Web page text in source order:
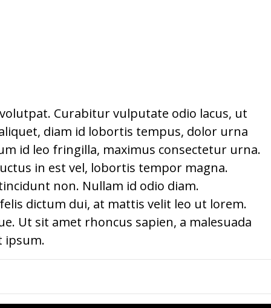
Curabitur vulputate odio lacus, ut
diam id lobortis tempus, dolor urna
id leo fringilla, maximus consectetur urna.
in est vel, lobortis tempor magna.
non. Nullam id odio diam.
dictum dui, at mattis velit leo ut lorem.
Ut sit amet rhoncus sapien, a malesuada
ipsum.